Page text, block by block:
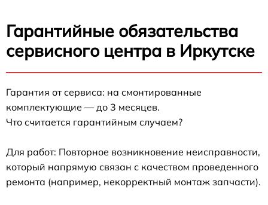
Гарантийные обязательства
сервисного центра в Иркутске
Гарантия от сервиса: на смонтированные
комплектующие — до 3 месяцев.
Что считается гарантийным случаем?
Для работ: Повторное возникновение неисправности,
который напрямую связан с качеством проведенного
ремонта (например, некорректный монтаж запчасти).